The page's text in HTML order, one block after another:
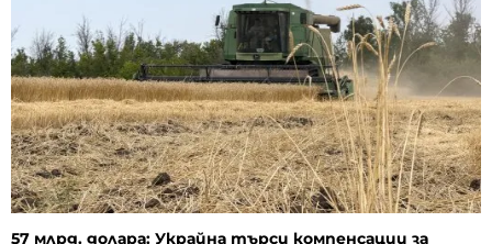
57 млрд. долара: Украйна търси компенсации за